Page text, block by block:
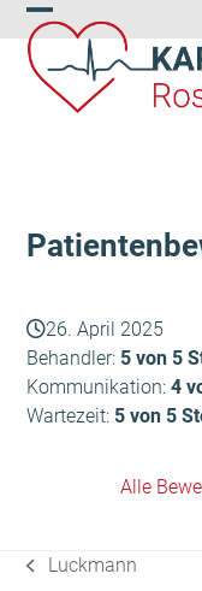
Skip
to
content
Open
mobile
menu
Close
mobile
menu
26. April 2025
Behandler: 5 von 5
Kommunikation:4
Wartezeit: 5 von 5
Alle
vorheriger
Luckmann